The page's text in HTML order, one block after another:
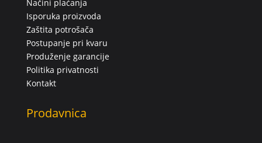
Načini plaćanja
Isporuka proizvoda
Zaštita potrošača
Postupanje pri kvaru
Produženje garancije
Politika privatnosti
Kontakt
Prodavnica